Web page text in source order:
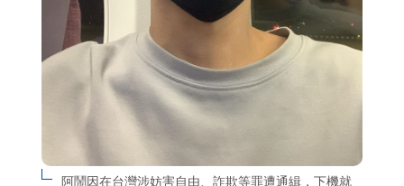
阿鬧因在台灣涉妨害自由、詐欺等罪遭通緝，下機就